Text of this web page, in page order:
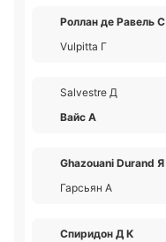
Роллан де Равель С
Vulpitta Г
Salvestre Д
Вайс А
Ghazouani Durand Я
Гарсьян А
Спиридон Д К